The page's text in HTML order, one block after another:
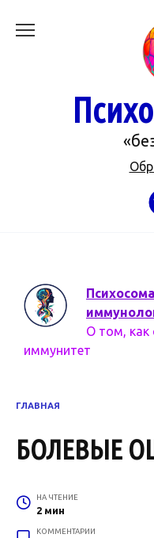
О том, как
иммунитет
ГЛАВНАЯ
БОЛЕВЫЕ
НА ЧТЕНИЕ
2 мин
КОММЕНТАРИИ